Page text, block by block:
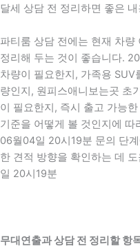
달세 상담 전 정리하면 좋은 내
파티룸 상담 전에는 현재 차
정리해 두는 것이 좋습니다.
차량이 필요한지, 가족용
량인지, 원피스애니보는곳 초
이 필요한지, 즉시 출고 가능
기준을 어떻게 볼 것인지에
06월04일 20시19분 문의 단
한 견적 방향을 확인하는 데
일 20시19분
무대연출과 상담 전 정리할